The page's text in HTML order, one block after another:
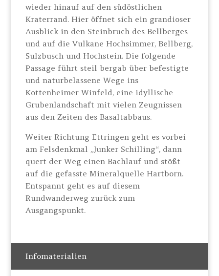
wieder hinauf auf den südöstlichen
Kraterrand. Hier öffnet sich ein grandioser
Ausblick in den Steinbruch des Bellberges
und auf die Vulkane Hochsimmer, Bellberg,
Sulzbusch und Hochstein. Die folgende
Passage führt steil bergab über befestigte
und naturbelassene Wege ins
Kottenheimer Winfeld, eine idyllische
Grubenlandschaft mit vielen Zeugnissen
aus den Zeiten des Basaltabbaus.
Weiter Richtung Ettringen geht es vorbei
am Felsdenkmal „Junker Schilling“, dann
quert der Weg einen Bachlauf und stößt
auf die gefasste Mineralquelle Hartborn.
Entspannt geht es auf diesem
Rundwanderweg zurück zum
Ausgangspunkt.
Infomaterialien